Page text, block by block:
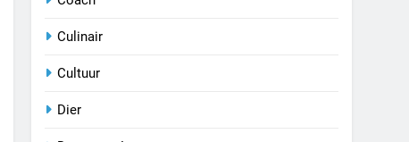
Culinair
Cultuur
Dier